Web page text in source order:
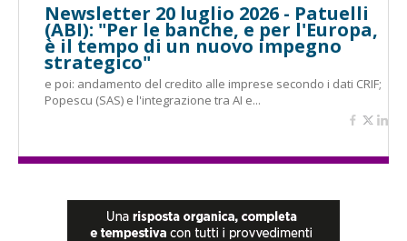
Newsletter 20 luglio 2026 - Patuelli
(ABI): "Per le banche, e per l'Europa,
è il tempo di un nuovo impegno
strategico"
e poi: andamento del credito alle imprese secondo i dati CRIF;
Popescu (SAS) e l'integrazione tra AI e...